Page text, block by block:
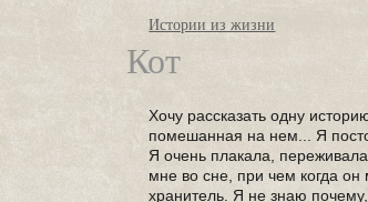
Истории из жизни
Кот
Хочу рассказать одну
помешанная на нем... Я
Я очень плакала,
мне во сне, при чем когда
хранитель. Я не знаю